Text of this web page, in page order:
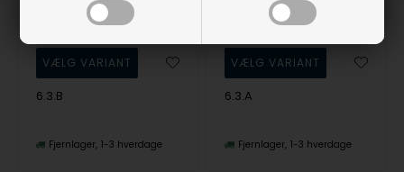
400,00 DKR
Vejl. udsalgspris
6.3.B
Fjernlager 1-3 hverdage
350,00 DKR
Vejl. udsalgspris
6.3.A
Fjernlager 1-3 hverdage